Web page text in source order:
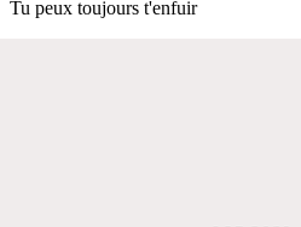
Tu peux toujours t'enfuir